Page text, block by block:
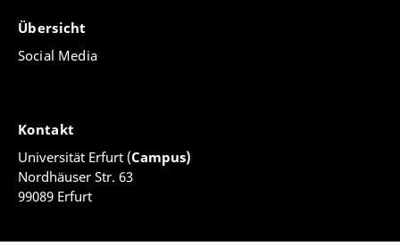
Übersicht
Social Media
Kontakt
Universität Erfurt (Campus)
Nordhäuser Str. 63
99089 Erfurt